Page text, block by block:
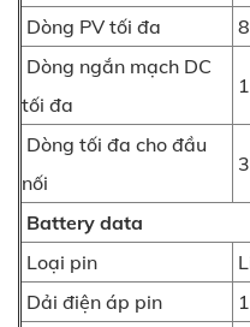
Dòng PV tối đa
Dòng ngắn mạch DC
tối đa
Dòng tối đa cho đầu
nối
Battery data
Loại pin
Dải điện áp pin